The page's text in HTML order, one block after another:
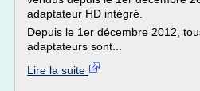
adaptateur HD intégré.
Depuis le 1er décembre 2012,
adaptateurs sont...
Lire la suite